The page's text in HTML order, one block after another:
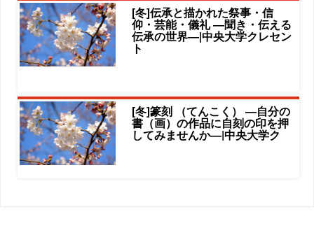
[冬]伝承と描かれた祭事・信
仰・芸能・儀礼 ―聞き・伝える
伝承の世界―|中央大学クレセン
ト
[冬]篆刻 （てんこく） ―自分の
書（画）の作品に自刻の印を押
してみませんか―|中央大学ク